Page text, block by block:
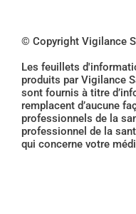
© Copyright Vigilance
Les feuillets
produits par Vigilance
sont fournis à titre
remplacent d’aucune
professionnels de la
professionnel de la
qui concerne votre